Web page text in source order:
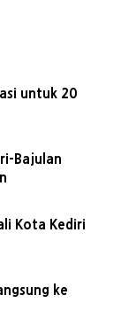
untuk 20
Bajulan
Kota Kediri
ke